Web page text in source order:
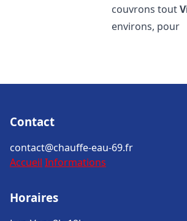
couvrons tout
environs, pour
Contact
contact@chauffe-eau-69.fr
Accueil Informations
Horaires